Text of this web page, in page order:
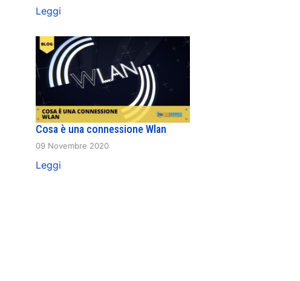
Leggi
Cosa è una connessione Wlan
09 Novembre 2020
Leggi